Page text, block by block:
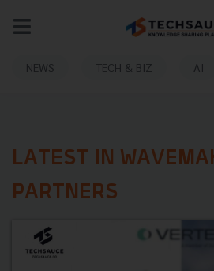
NEWS TECH & BIZ AI
LATEST IN
PARTNERS